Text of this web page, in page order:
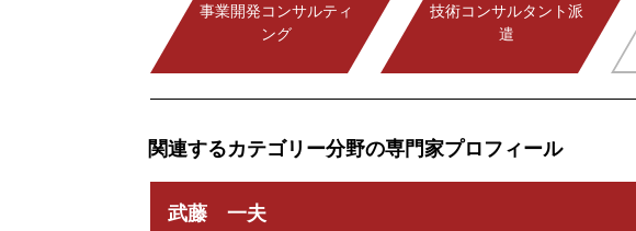
事業開発コンサルティ
ング
技術コンサルタント派
遣
関連するカテゴリー分野の専門家プロフィール
武藤 一夫